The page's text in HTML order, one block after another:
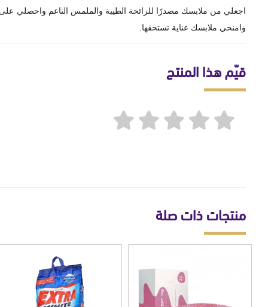
وامنحي ملابسك عناية تستحقها.
قيّم هذا المنتج
منتجات ذات صلة